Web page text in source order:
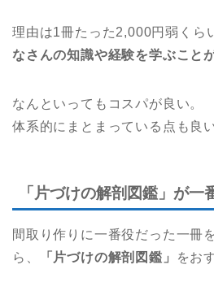
理由は1冊たった2,000円弱くら
なさんの知識や経験を学ぶこと
なんといってもコスパが良い。
体系的にまとまっている点も良
「片づけの解剖図鑑」が一
間取り作りに一番役だった一冊
ら、
「片づけの解剖図鑑」 をお